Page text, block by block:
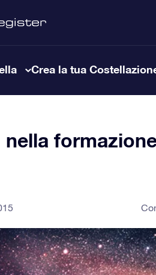
Crea la tua